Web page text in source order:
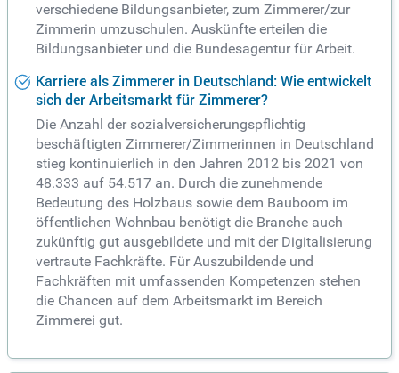
verschiedene Bildungsanbieter, zum Zimmerer/zur
Zimmerin umzuschulen. Auskünfte erteilen die
Bildungsanbieter und die Bundesagentur für Arbeit.
Karriere als Zimmerer in Deutschland: Wie entwickelt
sich der Arbeitsmarkt für Zimmerer?
Die Anzahl der sozialversicherungspflichtig
beschäftigten Zimmerer/Zimmerinnen in Deutschland
stieg kontinuierlich in den Jahren 2012 bis 2021 von
48.333 auf 54.517 an. Durch die zunehmende
Bedeutung des Holzbaus sowie dem Bauboom im
öffentlichen Wohnbau benötigt die Branche auch
zukünftig gut ausgebildete und mit der Digitalisierung
vertraute Fachkräfte. Für Auszubildende und
Fachkräften mit umfassenden Kompetenzen stehen
die Chancen auf dem Arbeitsmarkt im Bereich
Zimmerei gut.